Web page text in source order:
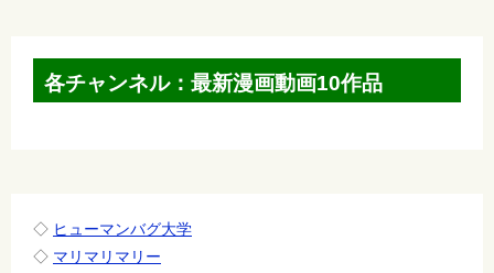
各チャンネル：最新漫画動画10作品
◇ ヒューマンバグ大学
◇ マリマリマリー